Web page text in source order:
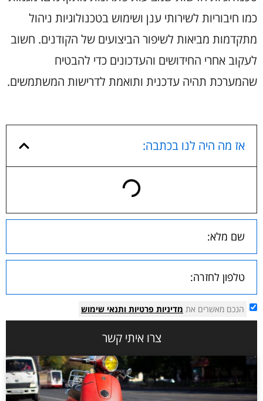
כמו חיבוריות לשירותי ענן ושימוש בטכנולוגיות ניהול
מתקדמות מביאות לשיפור הביצועים של הקודנים. חשוב
לעקוב אחרי החידושים והעדכונים כדי להבטיח
שהמערכת תהיה עדכנית ותואמת לדרישות המשתמשים.
אז מה היה לנו בכתבה:
הנכם מאשרים את מדיניות פרטיות ותנאי שימוש
צרו איתי קשר